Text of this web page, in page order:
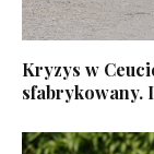
Kryzys w
sfabrykowany.